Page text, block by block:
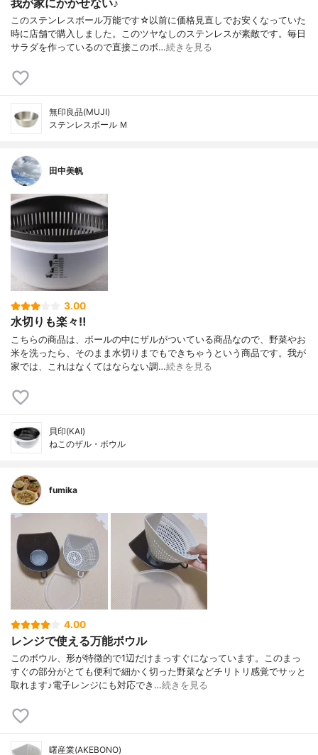
我が家にかかせない♪
このステンレスボール万能です☆以前に価格見直しでお安くなっていた
時に店舗で購入しました。このツヤなしのステンレスが素敵です。毎日
サラダを作っているので直接このボ…続きを見る
無印良品(MUJI)
ステンレスボール Ｍ
田中美帆
3.00
水切りも楽々‼︎
こちらの商品は、ボールの中にザルがついている商品なので、野菜やお
米を洗ったら、そのまま水切りまでもできちゃうという商品です。我が
家では、これはなくてはならない調…続きを見る
貝印(KAI)
ねこのザル・ボウル
fumika
4.00
レンジで使える万能ボウル
このボウル、形が特徴的で1辺だけまっすぐになっています。このまっ
すぐの部分がとても便利で細かく切った野菜などチリトリ感覚でサッと
取れます♪電子レンジにも対応でき…続きを見る
曙産業(AKEBONO)